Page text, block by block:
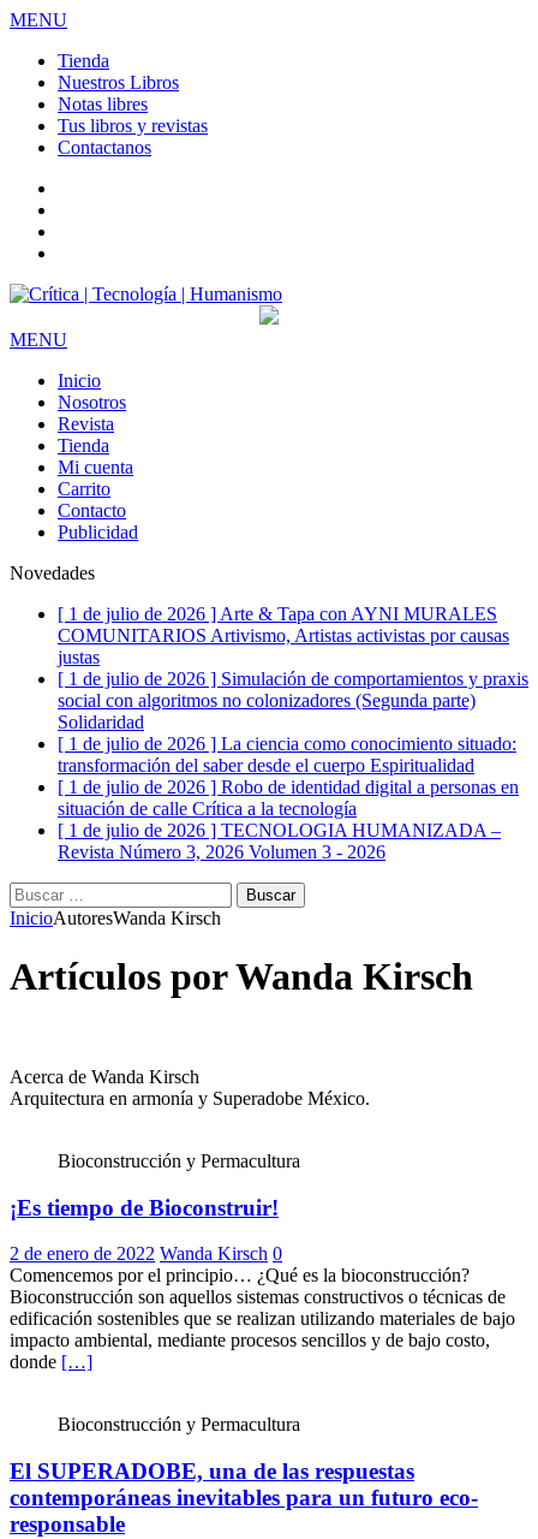
MENU
Tienda
Nuestros Libros
Notas libres
Tus libros y revistas
Contactanos
MENU
Inicio
Nosotros
Revista
Tienda
Mi cuenta
Carrito
Contacto
Publicidad
Novedades
[ 1 de julio de 2026 ] Arte & Tapa con AYNI MURALES
COMUNITARIOS Artivismo, Artistas activistas por causas
justas
[ 1 de julio de 2026 ] Simulación de comportamientos y praxis
social con algoritmos no colonizadores (Segunda parte)
Solidaridad
[ 1 de julio de 2026 ] La ciencia como conocimiento situado:
transformación del saber desde el cuerpo Espiritualidad
[ 1 de julio de 2026 ] Robo de identidad digital a personas en
situación de calle Crítica a la tecnología
[ 1 de julio de 2026 ] TECNOLOGIA HUMANIZADA –
Revista Número 3, 2026 Volumen 3 - 2026
Buscar:
InicioAutoresWanda Kirsch
Artículos porWanda Kirsch
Acerca de Wanda Kirsch
Arquitectura en armonía y Superadobe México.
Bioconstrucción y Permacultura
¡Es tiempo de Bioconstruir!
2 de enero de 2022 Wanda Kirsch 0
Comencemos por el principio… ¿Qué es la bioconstrucción?
Bioconstrucción son aquellos sistemas constructivos o técnicas de
edificación sostenibles que se realizan utilizando materiales de bajo
impacto ambiental, mediante procesos sencillos y de bajo costo,
donde […]
Bioconstrucción y Permacultura
El SUPERADOBE, una de las respuestas
contemporáneas inevitables para un futuro eco-
responsable